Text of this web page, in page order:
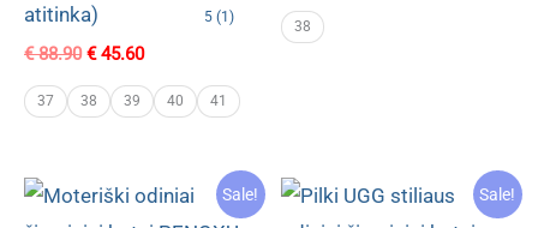
atitinka)
5 (1)
€88.90 Original
was:
€ 88.90.
€45.60Current
is:
€ 45.60.
37 38 39 40 41
38
Sale! Sale!